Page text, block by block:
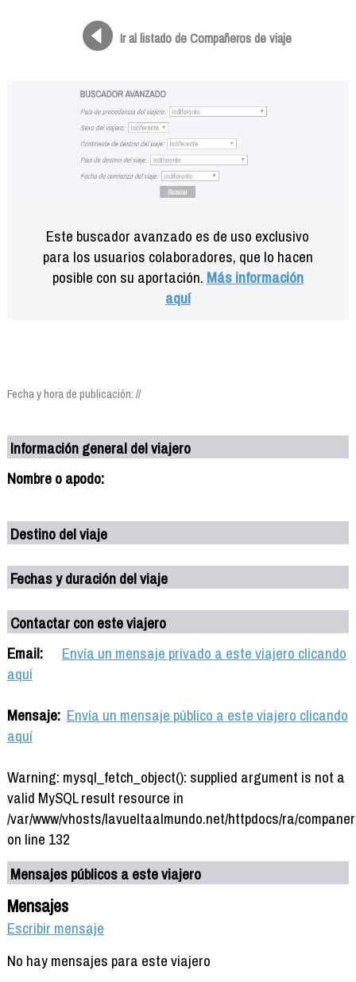
Ir al listado de Compañeros de viaje
Este buscador avanzado es de uso exclusivo
para los usuarios colaboradores, que lo hacen
posible con su aportación. Más información
aquí
Fecha y hora de publicación: //
Información general del viajero
Nombre o apodo:
Destino del viaje
Fechas y duración del viaje
Contactar con este viajero
Email:
Envía un mensaje privado a este viajero clicando
aquí
Mensaje: Envía un mensaje público a este viajero clicando
aquí
Warning: mysql_fetch_object(): supplied argument is not a
valid MySQL result resource in
/var/www/vhosts/lavueltaalmundo.net/httpdocs/ra/
on line 132
Mensajes públicos a este viajero
Mensajes
Escribir mensaje
No hay mensajes para este viajero